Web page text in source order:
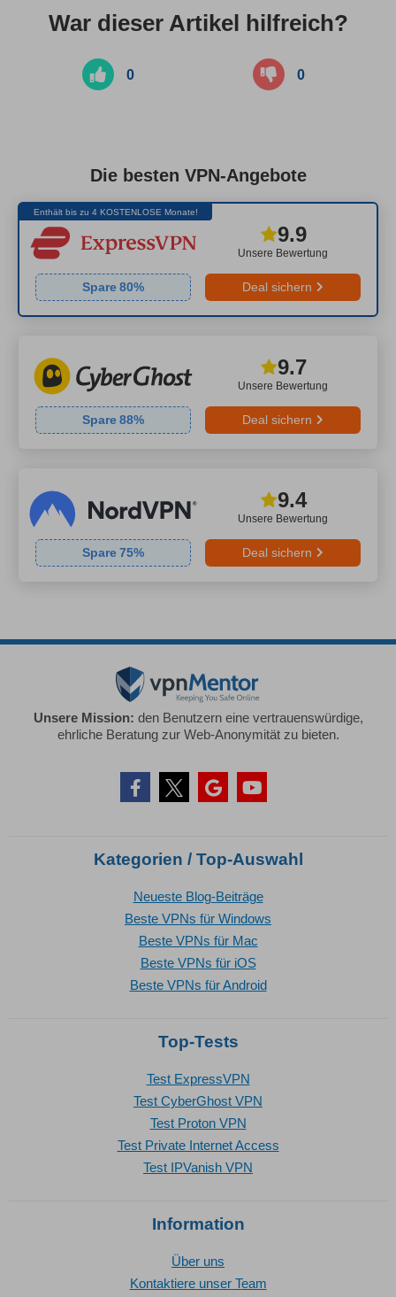
War dieser Artikel hilfreich?
0 0
Die besten VPN-Angebote
Enthält bis zu 4 KOSTENLOSE Monate!
Unsere Bewertung
9.9
Spare80% Deal sichern
Unsere Bewertung
9.7
Spare88% Deal sichern
Unsere Bewertung
9.4
Spare75% Deal sichern
Unsere Mission: den Benutzern eine vertrauenswürdige,
ehrliche Beratung zur Web-Anonymität zu bieten.
Kategorien / Top-Auswahl
Neueste Blog-Beiträge
Beste VPNs für Windows
Beste VPNs für Mac
Beste VPNs für iOS
Beste VPNs für Android
Top-Tests
Test ExpressVPN
Test CyberGhost VPN
Test Proton VPN
Test Private Internet Access
Test IPVanish VPN
Information
Über uns
Kontaktiere unser Team